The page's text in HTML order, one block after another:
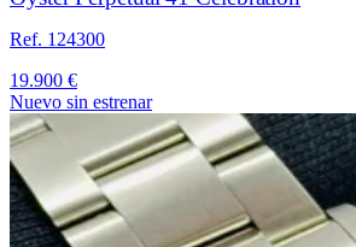
Ref. 124300
19.900 €
Nuevo sin estrenar